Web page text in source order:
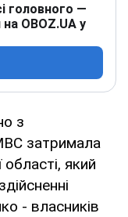
головного —
OBOZ.UA у
з
затримала
який
- власників